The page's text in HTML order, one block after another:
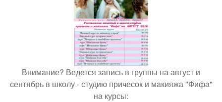
Внимание? Ведется запись в группы на август и
сентябрь в школу - студию причесок и макияжа "Фифа"
на курсы: